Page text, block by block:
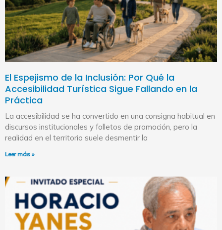
El Espejismo de la Inclusión: Por Qué la
Accesibilidad Turística Sigue Fallando en la
Práctica
La accesibilidad se ha convertido en una consigna habitual en
discursos institucionales y folletos de promoción, pero la
realidad en el territorio suele desmentir la
Leer más »